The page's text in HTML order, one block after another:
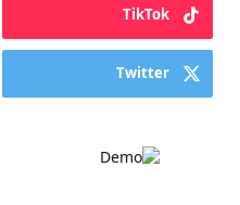
TikTok
Twitter